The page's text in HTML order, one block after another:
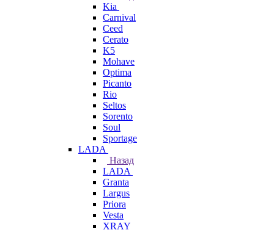
Kia
Carnival
Ceed
Cerato
K5
Mohave
Optima
Picanto
Rio
Seltos
Sorento
Soul
Sportage
LADA
Назад
LADA
Granta
Largus
Priora
Vesta
XRAY